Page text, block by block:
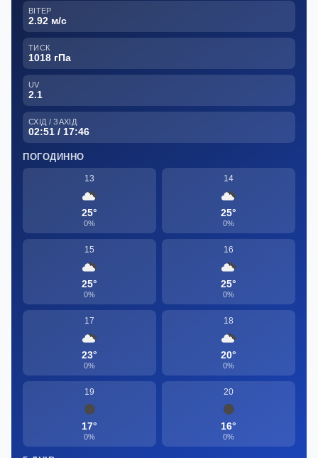
ВІТЕР
2.92 м/с
ТИСК
1018 гПа
UV
2.1
СХІД / ЗАХІД
02:51 / 17:46
ПОГОДИННО
13
25°
0%
14
25°
0%
15
25°
0%
16
25°
0%
17
23°
0%
18
20°
0%
19
17°
0%
20
16°
0%